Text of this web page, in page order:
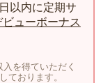
以内に定期サ
ューボーナス
を得ていただく
ております。